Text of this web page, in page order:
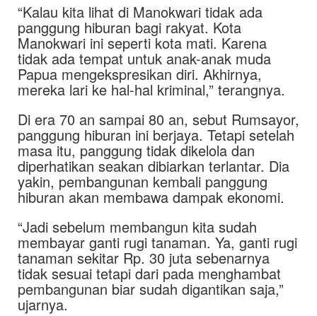
“Kalau kita lihat di Manokwari tidak ada
panggung hiburan bagi rakyat. Kota
Manokwari ini seperti kota mati. Karena
tidak ada tempat untuk anak-anak muda
Papua mengekspresikan diri. Akhirnya,
mereka lari ke hal-hal kriminal,” terangnya.
Di era 70 an sampai 80 an, sebut Rumsayor,
panggung hiburan ini berjaya. Tetapi setelah
masa itu, panggung tidak dikelola dan
diperhatikan seakan dibiarkan terlantar. Dia
yakin, pembangunan kembali panggung
hiburan akan membawa dampak ekonomi.
“Jadi sebelum membangun kita sudah
membayar ganti rugi tanaman. Ya, ganti rugi
tanaman sekitar Rp. 30 juta sebenarnya
tidak sesuai tetapi dari pada menghambat
pembangunan biar sudah digantikan saja,”
ujarnya.